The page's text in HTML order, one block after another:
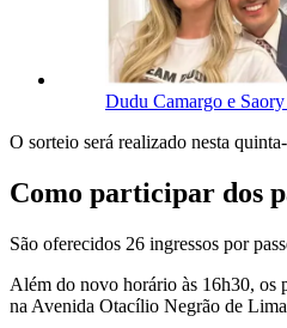
Dudu Camargo e
O sorteio será realizado nesta
Como participar dos
São oferecidos 26 ingressos por
Além do novo horário às 16h30, os
na Avenida Otacílio Negrão de